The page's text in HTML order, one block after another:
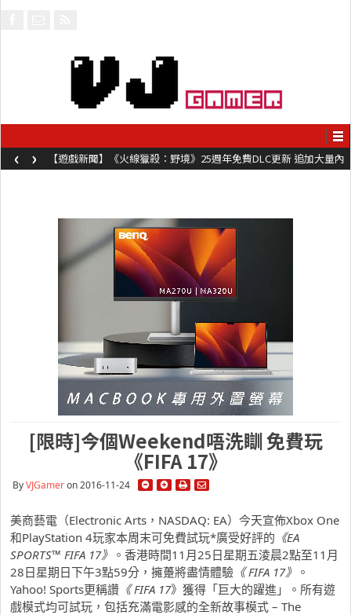
【遊戲新聞】《火線獵殺：野境》25週年免費DLC更新 追加大量內
容同時系舊作限時超平價折扣
‹ ›
[限時]今個Weekend唔洗瞓 免費玩
《FIFA 17》
ByVJGameron 2016-11-24
美商藝電（Electronic Arts，NASDAQ: EA）今天宣佈Xbox One
和PlayStation 4玩家本周末可免費試玩*廣受好評的 《EA
SPORTS™ FIFA 17》 。香港時間11月25日星期五淩晨2點至11月
28日星期日下午3點59分，擁躉將盡情體驗 《FIFA 17》 。
Yahoo! Sports更稱讚 《FIFA 17》獲得「巨大的躍進」。所有遊
戲模式均可試玩，包括充滿電影感的全新故事模式 – The